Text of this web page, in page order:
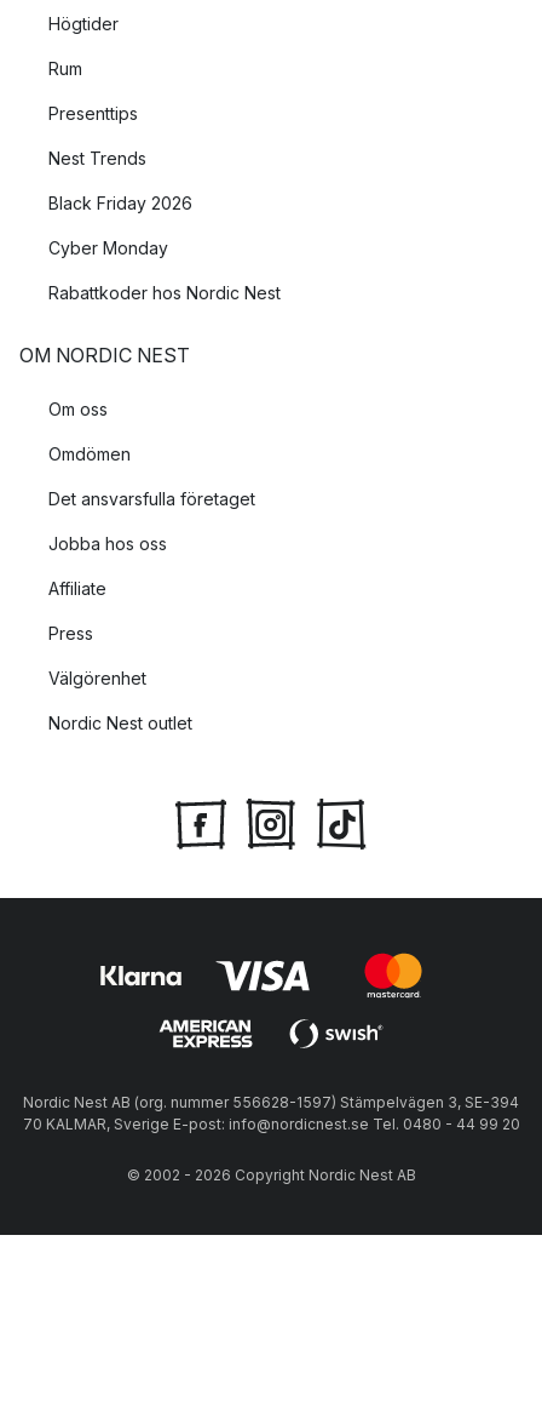
Högtider
Rum
Presenttips
Nest Trends
Black Friday 2026
Cyber Monday
Rabattkoder hos Nordic Nest
OM NORDIC NEST
Om oss
Omdömen
Det ansvarsfulla företaget
Jobba hos oss
Affiliate
Press
Välgörenhet
Nordic Nest outlet
Nordic Nest AB (org. nummer 556628-1597) Stämpelvägen 3, SE-394
70 KALMAR, Sverige E-post: info@nordicnest.se Tel. 0480 - 44 99 20
© 2002 - 2026 Copyright Nordic Nest AB